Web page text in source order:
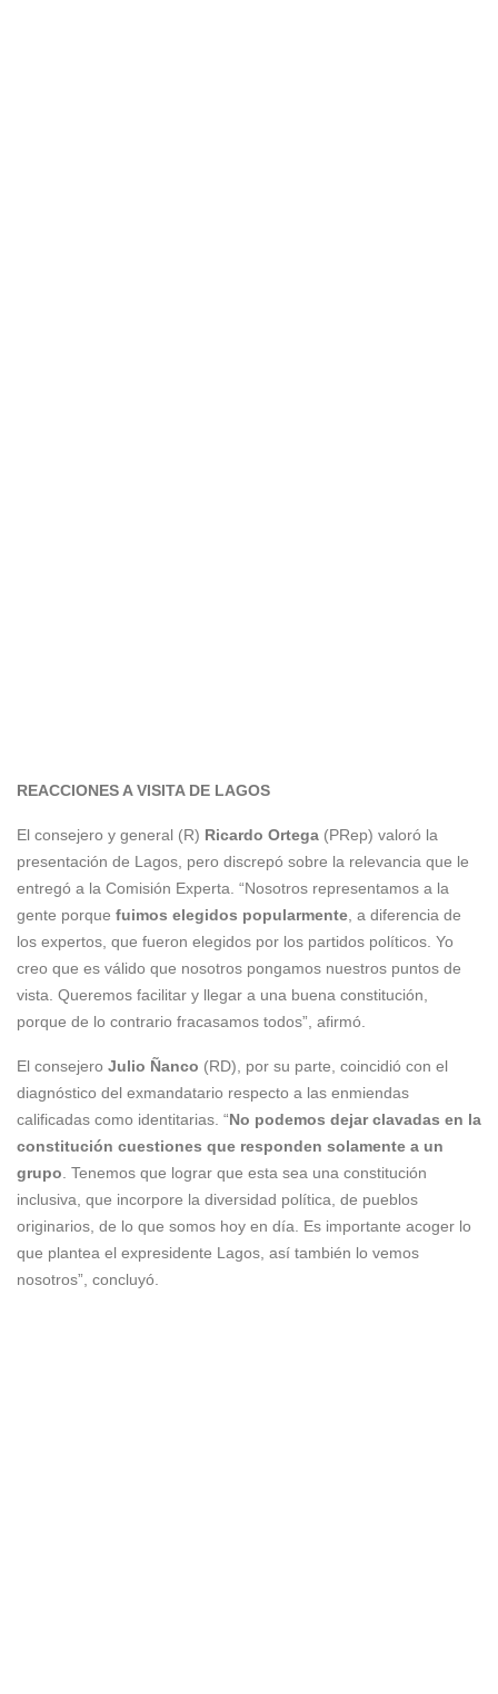
REACCIONES A VISITA DE LAGOS
El consejero y general (R) Ricardo Ortega (PRep) valoró la
presentación de Lagos, pero discrepó sobre la relevancia que le
entregó a la Comisión Experta. “Nosotros representamos a la
gente porque fuimos elegidos popularmente, a diferencia de
los expertos, que fueron elegidos por los partidos políticos. Yo
creo que es válido que nosotros pongamos nuestros puntos de
vista. Queremos facilitar y llegar a una buena constitución,
porque de lo contrario fracasamos todos”, afirmó.
El consejero Julio Ñanco (RD), por su parte, coincidió con el
diagnóstico del exmandatario respecto a las enmiendas
calificadas como identitarias. “No podemos dejar clavadas en la
constitución cuestiones que responden solamente a un
grupo. Tenemos que lograr que esta sea una constitución
inclusiva, que incorpore la diversidad política, de pueblos
originarios, de lo que somos hoy en día. Es importante acoger lo
que plantea el expresidente Lagos, así también lo vemos
nosotros”, concluyó.